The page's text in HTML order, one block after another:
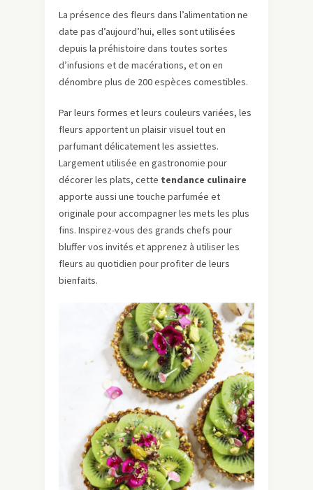
La présence des fleurs dans l’alimentation ne
date pas d’aujourd’hui, elles sont utilisées
depuis la préhistoire dans toutes sortes
d’infusions et de macérations, et on en
dénombre plus de 200 espèces comestibles.
Par leurs formes et leurs couleurs variées, les
fleurs apportent un plaisir visuel tout en
parfumant délicatement les assiettes.
Largement utilisée en gastronomie pour
décorer les plats, cette tendance culinaire
apporte aussi une touche parfumée et
originale pour accompagner les mets les plus
fins. Inspirez-vous des grands chefs pour
bluffer vos invités et apprenez à utiliser les
fleurs au quotidien pour profiter de leurs
bienfaits.